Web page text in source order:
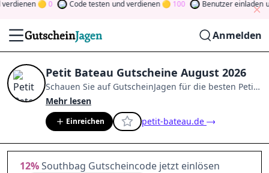
0 Code testen und verdienen 100 Benutzer einladen
Anmelden
Petit Bateau Gutscheine August 2026
Schauen Sie auf GutscheinJagen für die besten Petit
Bateau-Angebote im
der Community
und verdienen Sie Tokens, indem Sie
durch Abstimmen, Testen, Teilen und mehr
beitragen. Drehen Sie den Glücksklee
Sie Geld
Mehr lesen
Einreichen petit-bateau.de
12%Southbag Gutscheincode jetzt einlösen